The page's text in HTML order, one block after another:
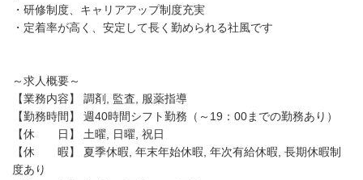
・研修制度、キャリアアップ制度充実
・定着率が高く、安定して長く勤められる社風です
～求人概要～
【業務内容】 調剤, 監査, 服薬指導
【勤務時間】 週40時間シフト勤務（～19：00までの勤務あり）
【休 日】 土曜, 日曜, 祝日
【休 暇】 夏季休暇, 年末年始休暇, 年次有給休暇, 長期休暇制
度あり